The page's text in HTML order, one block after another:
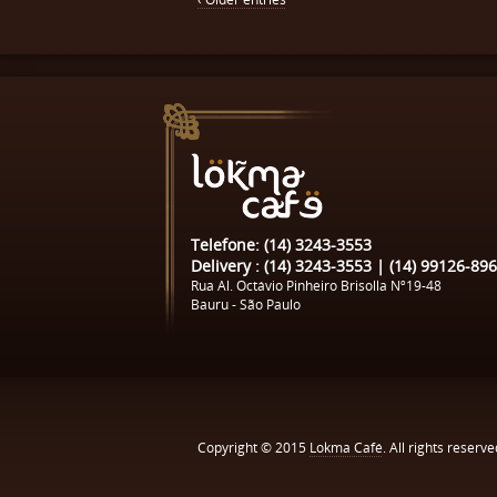
Telefone: (14) 3243-3553
Delivery : (14) 3243-3553 | (14) 99126-
Rua Al. Octávio Pinheiro Brisolla Nº19-48
Bauru - São Paulo
Copyright © 2015 Lokma Café. All rights